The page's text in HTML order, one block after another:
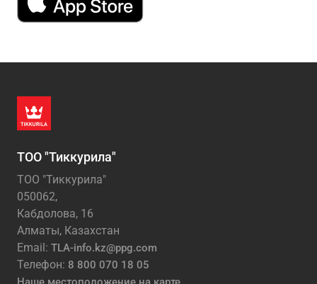
ТОО "Тиккурила"
ТОО "Тиккурила"
050062,
Кабдолова, 16
Алматы, Казахстан
Email: TLA-info.kz@ppg.com
Телефон: 8 800 070 18 05